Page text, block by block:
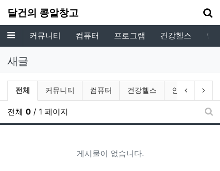
달건의 콩알창고
메뉴 커뮤니티 컴퓨터 프로그램 건강헬스 인
새글
전체게시물 그룹 목록
전체 커뮤니티 컴퓨터 건강헬스 인생생활이전 그룹
다
전체 0 / 1 페이지
새
게시물이 없습니다.